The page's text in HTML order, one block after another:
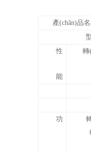
產(chǎn)品
性
能
轉
功